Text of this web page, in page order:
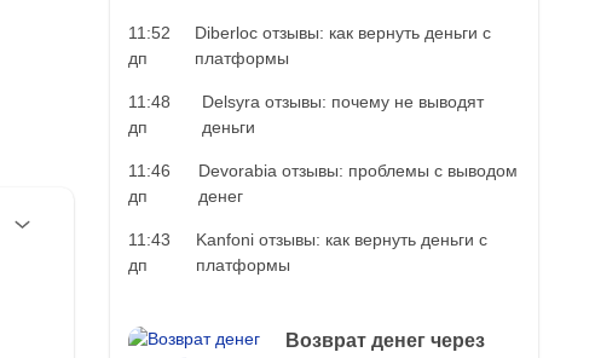
11:52
дп
Diberloc отзывы: как вернуть деньги с
платформы
11:48
дп
Delsyra отзывы: почему не выводят
деньги
11:46
дп
Devorabia отзывы: проблемы с выводом
денег
11:43
дп
Kanfoni отзывы: как вернуть деньги с
платформы
Возврат денег через